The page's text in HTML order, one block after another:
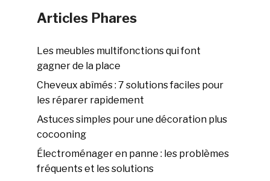
Articles Phares
Les meubles multifonctions qui font
gagner de la place
Cheveux abîmés : 7 solutions faciles pour
les réparer rapidement
Astuces simples pour une décoration plus
cocooning
Électroménager en panne : les problèmes
fréquents et les solutions